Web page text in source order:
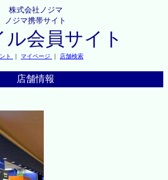
株式会社ノジマ
ノジマ携帯サイト
ル会員サイト
ト ｜ マイページ ｜ 店舗検索
店舗情報